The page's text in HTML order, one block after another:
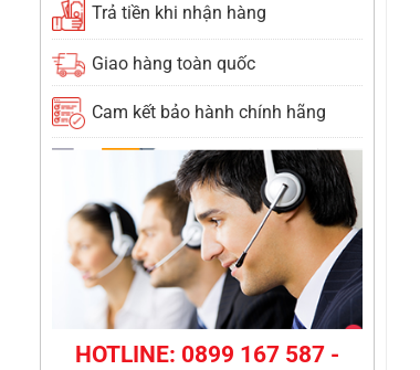
Trả tiền khi nhận hàng
Giao hàng toàn quốc
Cam kết bảo hành chính hãng
HOTLINE: 0899 167 587 -